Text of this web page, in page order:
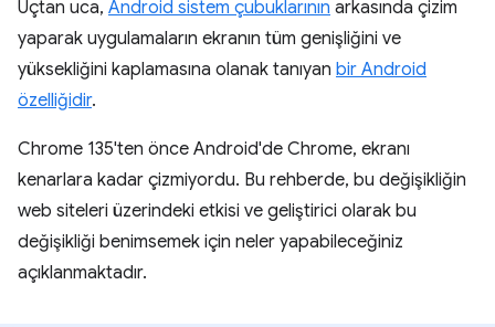
Uçtan uca, Android sistem çubuklarının arkasında çizim
yaparak uygulamaların ekranın tüm genişliğini ve
yüksekliğini kaplamasına olanak tanıyan bir Android
özelliğidir.
Chrome 135'ten önce Android'de Chrome, ekranı
kenarlara kadar çizmiyordu. Bu rehberde, bu değişikliğin
web siteleri üzerindeki etkisi ve geliştirici olarak bu
değişikliği benimsemek için neler yapabileceğiniz
açıklanmaktadır.